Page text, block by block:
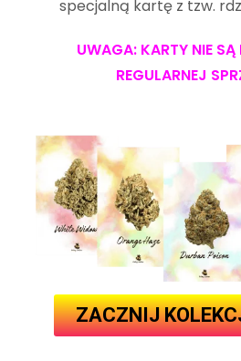
specjalną kartę z tzw.
UWAGA: KARTY NIE SĄ
REGULARNEJ
ZACZNIJ